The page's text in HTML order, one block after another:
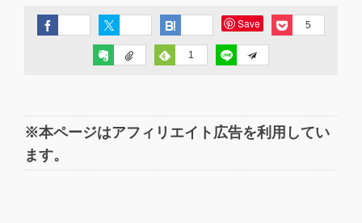
Save 5
1
※本ページはアフィリエイト広告を利用してい
ます。